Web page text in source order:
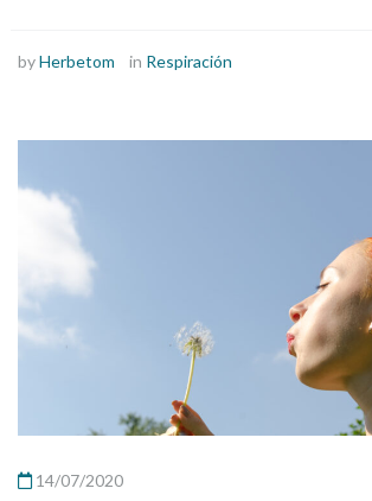
byHerbetom in Respiración
14/07/2020